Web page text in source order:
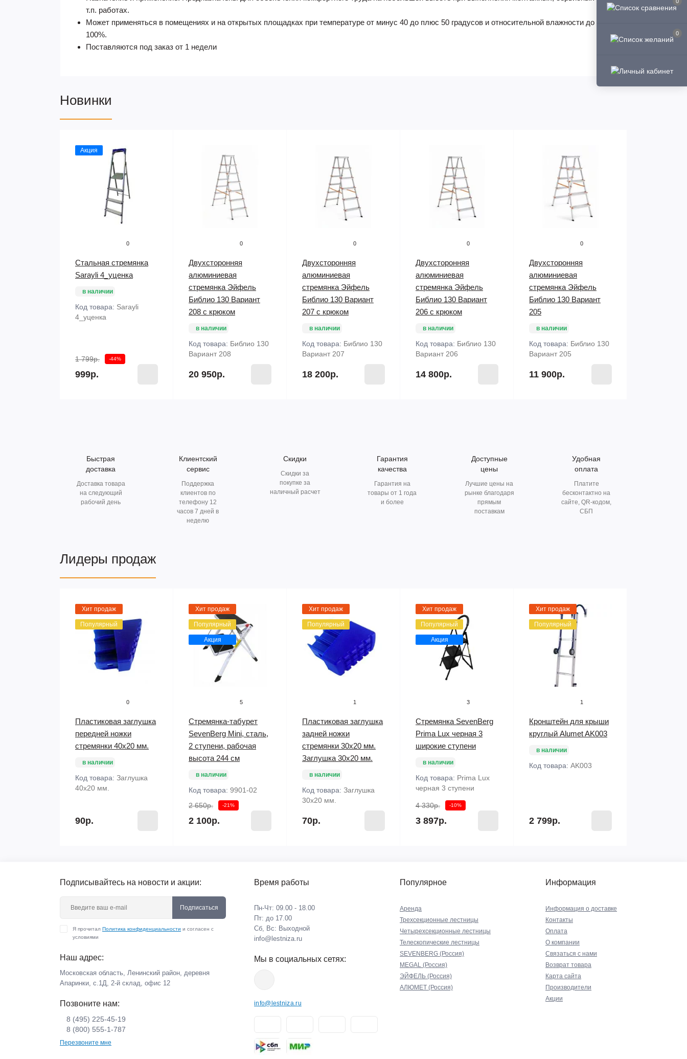
0
т.п. работах.
Может применяться в помещениях и на открытых площадках при температуре от минус 40 до плюс 50 градусов и относительной влажности до
100%.
Поставляются под заказ от 1 недели
Новинки
Акция
0
Стальная стремянка
Sarayli 4_уценка
в наличии
Код товара: Sarayli
4_уценка
1 799р. -44%
999р.
0
Двухсторонняя
алюминиевая
стремянка Эйфель
Библио 130 Вариант
208 с крюком
в наличии
Код товара: Библио 130
Вариант 208
20 950р.
0
Двухсторонняя
алюминиевая
стремянка Эйфель
Библио 130 Вариант
207 с крюком
в наличии
Код товара: Библио 130
Вариант 207
18 200р.
0
Двухсторонняя
алюминиевая
стремянка Эйфель
Библио 130 Вариант
206 с крюком
в наличии
Код товара: Библио 130
Вариант 206
14 800р.
0
Двухсторонняя
алюминиевая
стремянка Эйфель
Библио 130 Вариант
205
в наличии
Код товара: Библио 130
Вариант 205
11 900р.
Быстрая
доставка
Доставка товара
на следующий
рабочий день
Клиентский
сервис
Поддержка
клиентов по
телефону 12
часов 7 дней в
неделю
Скидки
Скидки за
покупке за
наличный расчет
Гарантия
качества
Гарантия на
товары от 1 года
и более
Доступные
цены
Лучшие цены на
рынке благодаря
прямым
поставкам
Удобная
оплата
Платите
бесконтактно на
сайте, QR-кодом,
СБП
Лидеры продаж
Хит продаж
Популярный
0
Пластиковая заглушка
передней ножки
стремянки 40х20 мм.
в наличии
Код товара: Заглушка
40х20 мм.
90р.
Хит продаж
Популярный
Акция
5
Стремянка-табурет
SevenBerg Mini, сталь,
2 ступени, рабочая
высота 244 см
в наличии
Код товара: 9901-02
2 650р.
-21%
2 100р.
Хит продаж
Популярный
1
Пластиковая заглушка
задней ножки
стремянки 30х20 мм.
Заглушка 30х20 мм.
в наличии
Код товара: Заглушка
30х20 мм.
70р.
Хит продаж
Популярный
Акция
3
Стремянка SevenBerg
Prima Lux черная 3
широкие ступени
в наличии
Код товара: Prima Lux
черная 3 ступени
4 330р. -10%
3 897р.
Хит продаж
Популярный
1
Кронштейн для крыши
круглый Alumet AK003
в наличии
Код товара: AK003
2 799р.
Подписывайтесь на новости и акции:
Подписаться
Я прочитал Политика конфиденциальности и согласен с
условиями
Наш адрес:
Московская область, Ленинский район, деревня
Апаринки, с.1Д, 2-й склад, офис 12
Позвоните нам:
8 (495) 225-45-19
8 (800) 555-1-787
Перезвоните мне
Время работы
Пн-Чт: 09.00 - 18.00
Пт: до 17.00
Сб, Вс: Выходной
info@lestniza.ru
Мы в социальных сетях:
info@lestniza.ru
Популярное
Аренда
Трехсекционные лестницы
Четырехсекционные лестницы
Телескопические лестницы
SEVENBERG (Россия)
MEGAL (Россия)
ЭЙФЕЛЬ (Россия)
АЛЮМЕТ (Россия)
Информация
Информация о доставке
Контакты
Оплата
О компании
Связаться с нами
Возврат товара
Карта сайта
Производители
Акции